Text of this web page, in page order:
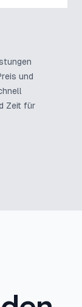
und
Zeit für